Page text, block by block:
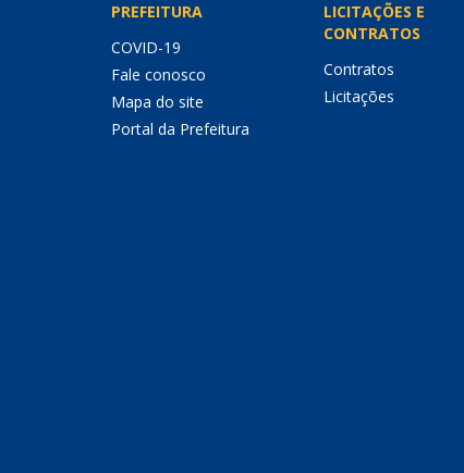
PREFEITURA
COVID-19
Fale conosco
Mapa do site
Portal da Prefeitura
LICITAÇÕES E
CONTRATOS
Contratos
Licitações